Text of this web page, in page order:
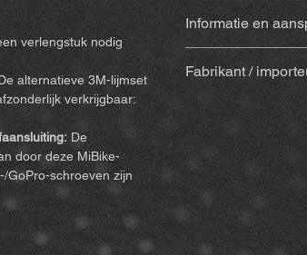
verlengstuk nodig
alternatieve 3M-lijmset
verkrijgbaar:
De
door deze MiBike-
GoPro-schroeven zijn
3D-geprinte
en UV-bestendig
Met lijm(Sugru) –
alcoholpad voor
staafjes) +
lijm is doorgaans
afwijkend).
Accessoires-set
verlenging) –
Voor houders
Voor
Informatie en
Door dit product te
afstand van
eventuele
daarom voor dat u
gebruik heeft
gebruiken, gaat u
doet u afstand van
voorwaarden
een volledige
1. U moet alle
(ook die welke
Fabrikant /
MiBike - Mike
Witten, www.mibike.de